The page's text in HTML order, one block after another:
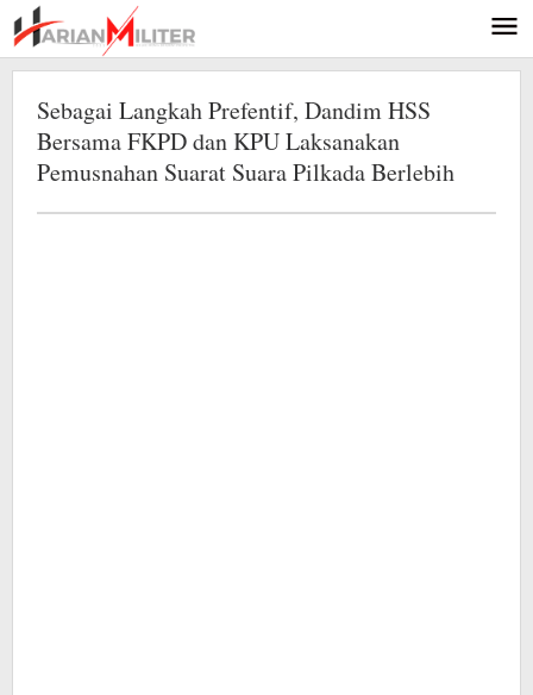
Lewati
ke
konten
Sebagai Langkah Prefentif, Dandim HSS
Bersama FKPD dan KPU Laksanakan
Pemusnahan Suarat Suara Pilkada Berlebih